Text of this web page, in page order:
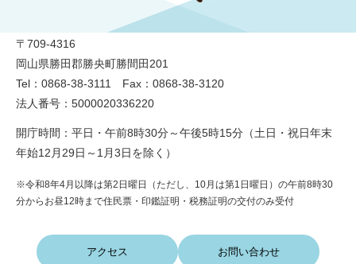
〒709-4316
岡山県勝田郡勝央町勝間田201
Tel：0868-38-3111 Fax：0868-38-3120
法人番号：5000020336220
開庁時間：平日・午前8時30分～午後5時15分（土日・祝日年末
年始12月29日～1月3日を除く）
※令和8年4月以降は第2日曜日（ただし、10月は第1日曜日）の午前8時30
分からお昼12時まで住民票・印鑑証明・税務証明の交付のみ受付
アクセス お問い合わせ